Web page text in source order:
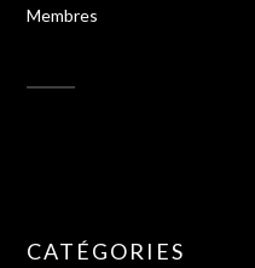
Membres
CATÉGORIES